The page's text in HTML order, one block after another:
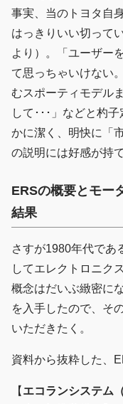
事実、当のトヨタ自
はっきりいい切って
より）。「ユーザー
て思っちゃいけない
むスポーティモデル
して･･･」などと杓
かに潔く、明快に「
の説明には好感が持
ERSの概要とモー
結果
さすが1980年代であ
してエレクトロニク
概念はだいぶ緻密に
を入手したので、そ
いただきたく。
資料から抜粋した、
【 エコランシステム